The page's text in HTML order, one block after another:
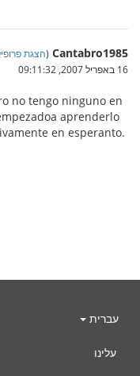
Cantabro1985
(הצגת
16 באפריל 2007, 09:11:32
no tengo ninguno en
aprenderlo
en esperanto.
עברית
עלינו